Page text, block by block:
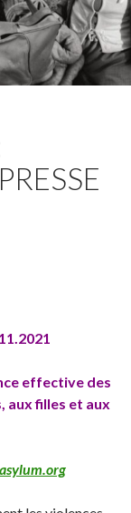
effective des
aux filles et aux